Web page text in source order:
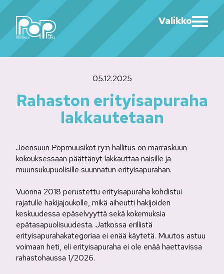
Valikko
05.12.2025
Rahaston erityisapuraha
lakkautetaan
Joensuun Popmuusikot ry:n hallitus on marraskuun
kokouksessaan päättänyt lakkauttaa naisille ja
muunsukupuolisille suunnatun erityisapurahan.
Vuonna 2018 perustettu erityisapuraha kohdistui
rajatulle hakijajoukolle, mikä aiheutti hakijoiden
keskuudessa epäselvyyttä sekä kokemuksia
epätasapuolisuudesta. Jatkossa erillistä
erityisapurahakategoriaa ei enää käytetä. Muutos astuu
voimaan heti, eli erityisapuraha ei ole enää haettavissa
rahastohaussa 1/2026.